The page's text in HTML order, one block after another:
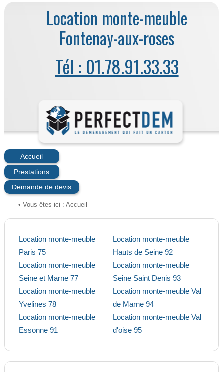
Location monte-meuble
Fontenay-aux-roses
Tél : 01.78.91.33.33
Accueil
Prestations
Demande de devis
• Vous êtes ici : Accueil
Location monte-meuble
Paris 75
Location monte-meuble
Seine et Marne 77
Location monte-meuble
Yvelines 78
Location monte-meuble
Essonne 91
Location monte-meuble
Hauts de Seine 92
Location monte-meuble
Seine Saint Denis 93
Location monte-meuble Val
de Marne 94
Location monte-meuble Val
d'oise 95